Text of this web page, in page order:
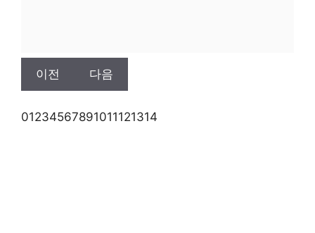
이전 다음
01234567891011121314